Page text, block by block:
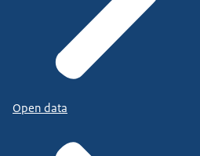
Open data